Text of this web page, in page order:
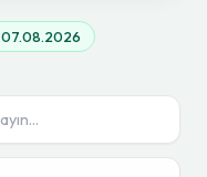
07.08.2026